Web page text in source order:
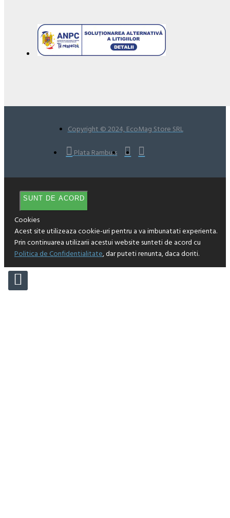
Copyright © 2024, EcoMag Store SRL
Plata Ramburs
SUNT DE ACORD
Cookies
Acest site utilizeaza cookie-uri pentru a va imbunatati experienta.
Prin continuarea utilizarii acestui website sunteti de acord cu
Politica de Confidentialitate, dar puteti renunta, daca doriti.